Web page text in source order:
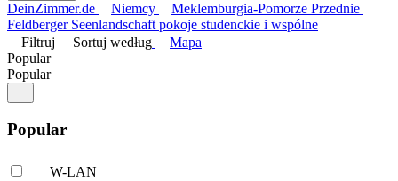
DeinZimmer.de Niemcy
Meklemburgia-Pomorze Przednie
Feldberger Seenlandschaft pokoje studenckie i wspólne
Filtruj
Sortuj według
Mapa
Popular
Popular
Popular
W-LAN